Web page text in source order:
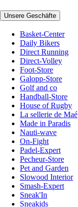
Unsere Geschäfte
Basket-Center
Daily Bikers
Direct Running
Direct-Volley
Foot-Store
Galopp-Store
Golf and co
Handball-Store
House of Rugby
La sellerie de Maé
Made in Paradis
Nauti-wave
On-Fight
Padel-Expert
Pecheur-Store
Pet and Garden
Slowood Interior
Smash-Expert
Sneak'In
Sneakids